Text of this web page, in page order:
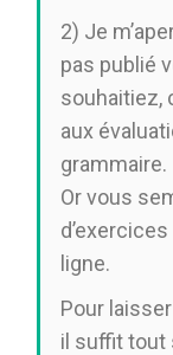
2) Je
pas publié
souhaitiez,
aux
grammaire.
Or vous
ligne.
Pour
il suffit tout